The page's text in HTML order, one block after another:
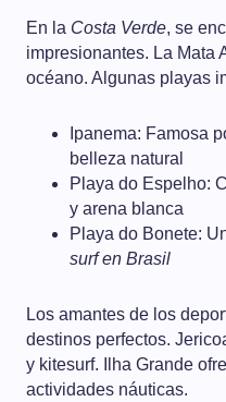
En la Costa Verde, se
impresionantes. La Mata
océano. Algunas playas
Ipanema: Famosa
belleza natural
Playa do Espelho:
y arena blanca
Playa do Bonete:
surf en Brasil
Los amantes de los
destinos perfectos.
y kitesurf. Ilha Grande
actividades náuticas.